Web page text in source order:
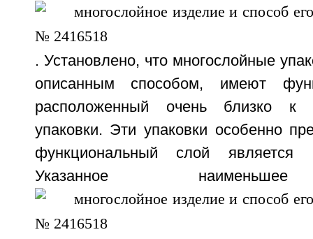
. Установлено, что многослойные
описанным способом, имеют
расположенный очень близко к
упаковки. Эти упаковки особенно
функциональный слой является
Указанное